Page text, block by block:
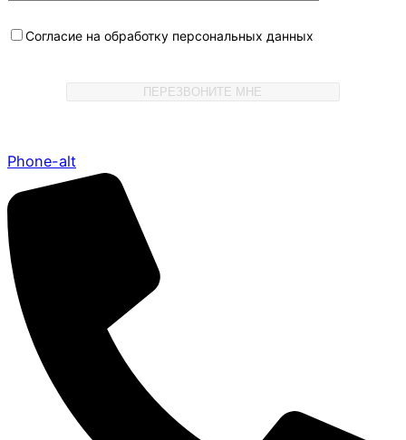
Согласие на обработку персональных данных
Phone-alt